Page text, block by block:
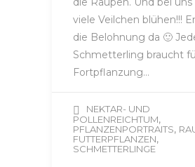
viele Veilchen blühen!!!
die Belohnung da 🙂
Schmetterling braucht
Fortpflanzung…
NEKTAR- UND
POLLENREICHTUM,
PFLANZENPORTRAITS,
FUTTERPFLANZEN,
SCHMETTERLINGE